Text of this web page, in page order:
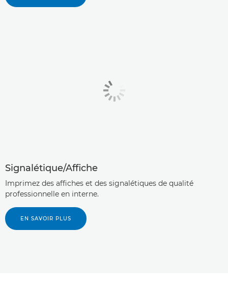
Signalétique/Affiche
Imprimez des affiches et des signalétiques de qualité
professionnelle en interne.
EN SAVOIR PLUS